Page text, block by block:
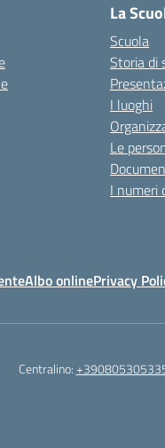
La
Scuola
Storia di
I luoghi
Le
I numeri
Albo onlinePrivacy
Centralino: